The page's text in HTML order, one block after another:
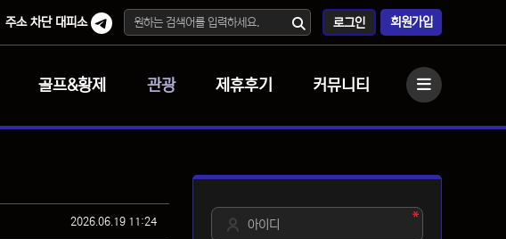
주소 차단 대피소 로그인 회원가입
골프&황제 관광 제휴후기 커뮤니티 사이드바
작성일
2026.06.19 11:24 아이디 필수